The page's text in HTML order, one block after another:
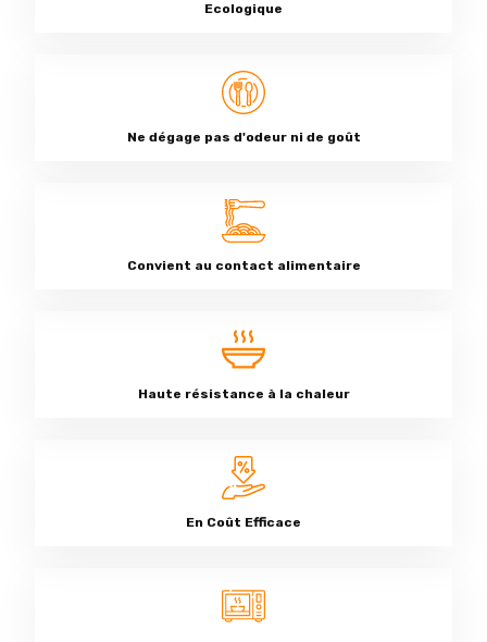
Ecologique
Ne dégage pas d'odeur ni de goût
Convient au contact alimentaire
Haute résistance à la chaleur
En Coût Efficace